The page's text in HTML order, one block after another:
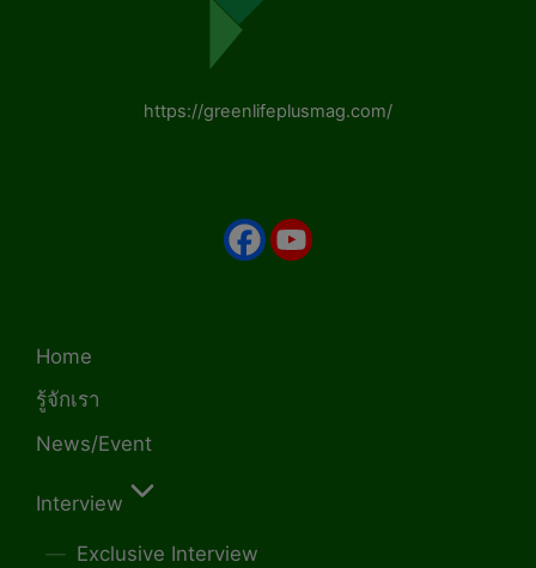
https://greenlifeplusmag.com/
Home
รู้จักเรา
News/Event
Interview
Exclusive Interview